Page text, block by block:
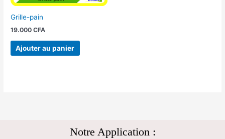
Grille-pain
19.000CFA
Ajouter au panier
Notre Application :